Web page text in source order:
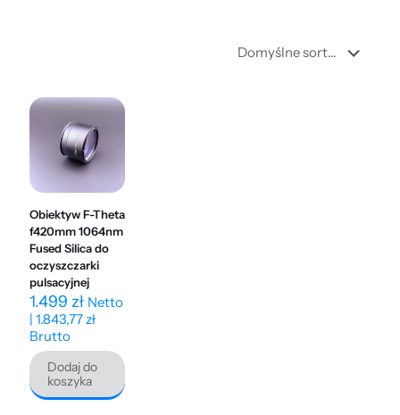
Obiektyw F-Theta
f420mm 1064nm
Fused Silica do
oczyszczarki
pulsacyjnej
1.499 zł Netto
| 1.843,77zł
Brutto
Dodaj do
koszyka